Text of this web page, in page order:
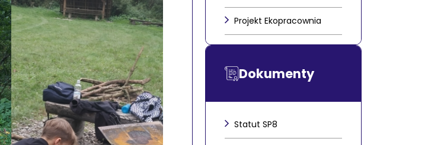
Projekt Ekopracownia
Dokumenty
Statut SP8